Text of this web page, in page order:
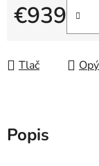
€939
Jednotková cena:
Tlač
Popis